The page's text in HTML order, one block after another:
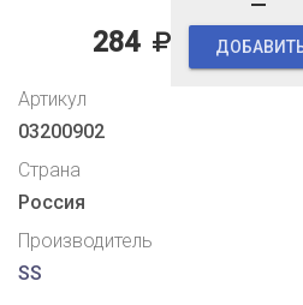
284
Артикул
03200902
Страна
Россия
Производитель
SS